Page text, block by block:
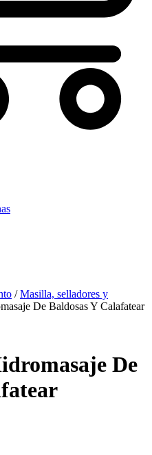
/Masilla, selladores y
De Baldosas Y Calafatear
De